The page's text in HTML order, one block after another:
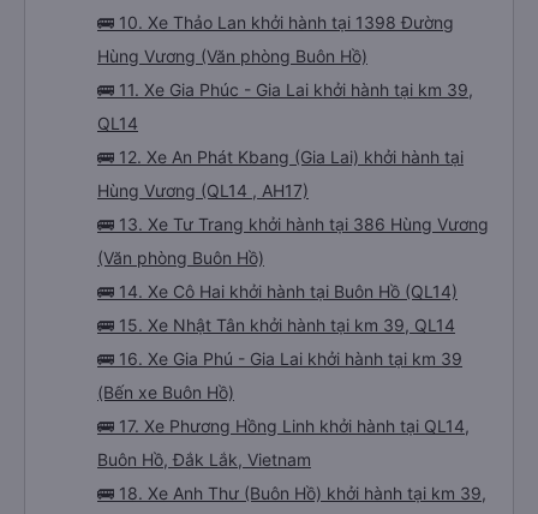
🚌 10. Xe Thảo Lan khởi hành tại 1398 Đường
Hùng Vương (Văn phòng Buôn Hồ)
🚌 11. Xe Gia Phúc - Gia Lai khởi hành tại km 39,
QL14
🚌 12. Xe An Phát Kbang (Gia Lai) khởi hành tại
Hùng Vương (QL14 , AH17)
🚌 13. Xe Tư Trang khởi hành tại 386 Hùng Vương
(Văn phòng Buôn Hồ)
🚌 14. Xe Cô Hai khởi hành tại Buôn Hồ (QL14)
🚌 15. Xe Nhật Tân khởi hành tại km 39, QL14
🚌 16. Xe Gia Phú - Gia Lai khởi hành tại km 39
(Bến xe Buôn Hồ)
🚌 17. Xe Phương Hồng Linh khởi hành tại QL14,
Buôn Hồ, Đắk Lắk, Vietnam
🚌 18. Xe Anh Thư (Buôn Hồ) khởi hành tại km 39,